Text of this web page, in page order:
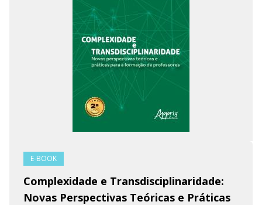
E-BOOK
Complexidade e Transdisciplinaridade:
Novas Perspectivas Teóricas e Práticas